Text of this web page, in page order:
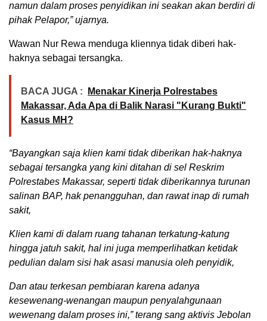
namun dalam proses penyidikan ini seakan akan berdiri di
pihak Pelapor,” ujarnya.
Wawan Nur Rewa menduga kliennya tidak diberi hak-
haknya sebagai tersangka.
BACA JUGA :
Menakar Kinerja Polrestabes
Makassar, Ada Apa di Balik Narasi "Kurang Bukti"
Kasus MH?
“Bayangkan saja klien kami tidak diberikan hak-haknya
sebagai tersangka yang kini ditahan di sel Reskrim
Polrestabes Makassar, seperti tidak diberikannya turunan
salinan BAP, hak penangguhan, dan rawat inap di rumah
sakit,
Klien kami di dalam ruang tahanan terkatung-katung
hingga jatuh sakit, hal ini juga memperlihatkan ketidak
pedulian dalam sisi hak asasi manusia oleh penyidik,
Dan atau terkesan pembiaran karena adanya
kesewenang-wenangan maupun penyalahgunaan
wewenang dalam proses ini,” terang sang aktivis Jebolan